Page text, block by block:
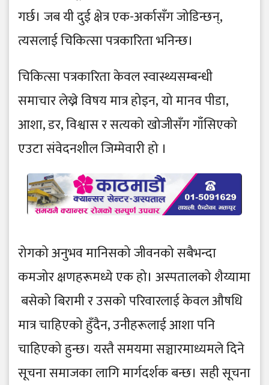
गर्छ। जब यी दुई क्षेत्र एक-अर्कासँग जोडिन्छन्,
त्यसलाई चिकित्सा पत्रकारिता भनिन्छ।
चिकित्सा पत्रकारिता केवल स्वास्थ्यसम्बन्धी
समाचार लेख्ने विषय मात्र होइन, यो मानव पीडा,
आशा, डर, विश्वास र सत्यको खोजीसँग गाँसिएको
एउटा संवेदनशील जिम्मेवारी हो ।
रोगको अनुभव मानिसको जीवनको सबैभन्दा
कमजोर क्षणहरूमध्ये एक हो। अस्पतालको शैय्यामा
बसेको बिरामी र उसको परिवारलाई केवल औषधि
मात्र चाहिएको हुँदैन, उनीहरूलाई आशा पनि
चाहिएको हुन्छ। यस्तै समयमा सञ्चारमाध्यमले दिने
सूचना समाजका लागि मार्गदर्शक बन्छ। सही सूचना